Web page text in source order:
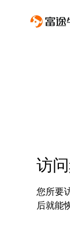
访
您所要
后就能